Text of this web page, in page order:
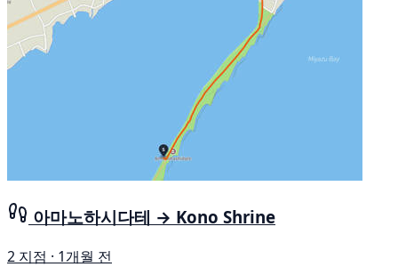
아마노하시다테 → Kono Shrine
2 지점 · 1개월 전